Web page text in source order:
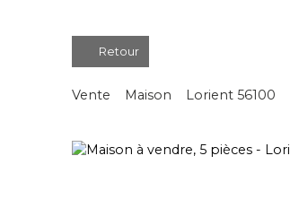
Retour
Vente Maison Lorient 56100